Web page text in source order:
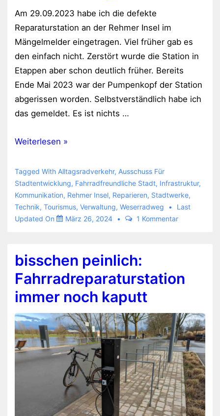
Am 29.09.2023 habe ich die defekte
Reparaturstation an der Rehmer Insel im
Mängelmelder eingetragen. Viel früher gab es
den einfach nicht. Zerstört wurde die Station in
Etappen aber schon deutlich früher. Bereits
Ende Mai 2023 war der Pumpenkopf der Station
abgerissen worden. Selbstverständlich habe ich
das gemeldet. Es ist nichts …
Reparaturstation
Weserradweg
intakt
Weiterlesen »
Tagged With Alltagsradverkehr, Ausschuss Für
Stadtentwicklung, Fahrradfreundliche Stadt, Infrastruktur,
Kommunikation, Rehmer Insel, Reparieren, Stadtwerke,
Technik, Tourismus, Verwaltung, Weserradweg
Last
Updated On
März 26, 2024 1 Kommentar
bisschen peinlich:
Fahrradreparaturstation
immer noch kaputt